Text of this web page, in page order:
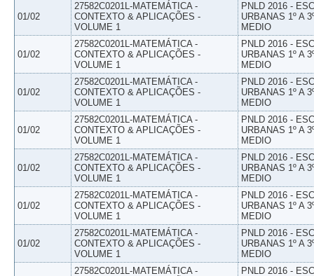
01/02
27582C0201L-MATEMÁTICA -
CONTEXTO & APLICAÇÕES -
VOLUME 1
PNLD 2016 -
URBANAS 1º A
MEDIO
01/02
27582C0201L-MATEMÁTICA -
CONTEXTO & APLICAÇÕES -
VOLUME 1
PNLD 2016 -
URBANAS 1º A
MEDIO
01/02
27582C0201L-MATEMÁTICA -
CONTEXTO & APLICAÇÕES -
VOLUME 1
PNLD 2016 -
URBANAS 1º A
MEDIO
01/02
27582C0201L-MATEMÁTICA -
CONTEXTO & APLICAÇÕES -
VOLUME 1
PNLD 2016 -
URBANAS 1º A
MEDIO
01/02
27582C0201L-MATEMÁTICA -
CONTEXTO & APLICAÇÕES -
VOLUME 1
PNLD 2016 -
URBANAS 1º A
MEDIO
01/02
27582C0201L-MATEMÁTICA -
CONTEXTO & APLICAÇÕES -
VOLUME 1
PNLD 2016 -
URBANAS 1º A
MEDIO
01/02
27582C0201L-MATEMÁTICA -
CONTEXTO & APLICAÇÕES -
VOLUME 1
PNLD 2016 -
URBANAS 1º A
MEDIO
27582C0201L-MATEMÁTICA -
PNLD 2016 -